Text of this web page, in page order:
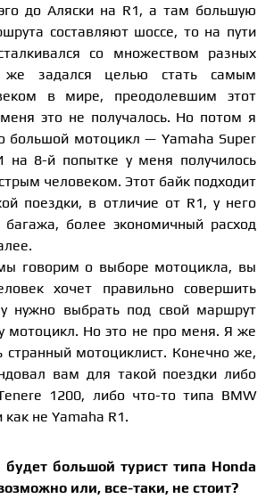
до Аляски на R1, а там большую
составляют шоссе, то на пути
со множеством разных
же задался целью стать самым
в мире, преодолевшим этот
это не получалось. Но потом я
большой мотоцикл — Yamaha Super
8-й попытке у меня получилось
человеком. Этот байк подходит
поездки, в отличие от R1, у него
багажа, более экономичный расход
говорим о выборе мотоцикла, вы
хочет правильно совершить
нужно выбрать под свой маршрут
мотоцикл. Но это не про меня. Я же
странный мотоциклист. Конечно же,
вам для такой поездки либо
1200, либо что-то типа BMW
не Yamaha R1.
большой турист типа Honda
или, все-таки, не стоит?